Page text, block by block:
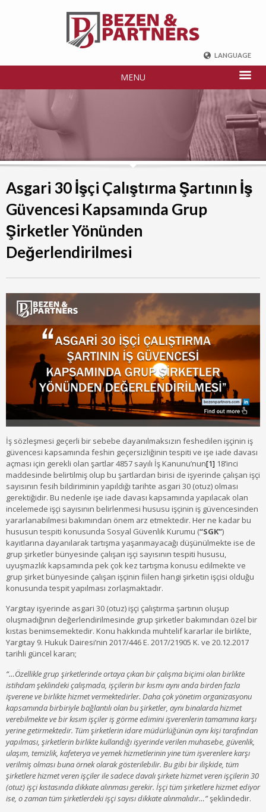
LANGUAGE
РУССКИЙ
中国
TÜRKÇE
MENU
Asgari 30 İşçi Çalıştırma Şartının İş
Güvencesi Kapsamında Grup
Şirketler Yönünden
Değerlendirilmesi
İş sözleşmesi geçerli bir sebebe dayanılmaksızın feshedilen işçinin iş
güvencesi kapsamında feshin geçersizliğinin tespiti ve işe iade davası
açması için gerekli olan şartlar 4857 sayılı İş Kanunu’nun[1] 18’inci
maddesinde belirtilmiş olup bu şartlardan birisi de işyerinde çalışan işçi
sayısının fesih bildiriminin yapıldığı tarihte asgari 30 (otuz) olması
gerektiğidir. Bu nedenle işe iade davası kapsamında yapılacak olan
incelemede işçi sayısının belirlenmesi hususu işçinin iş güvencesinden
yararlanabilmesi bakımından önem arz etmektedir. Her ne kadar bu
hususun tespiti konusunda Sosyal Güvenlik Kurumu (“SGK”)
kayıtlarına dayanılarak tartışma yaşanmayacağı düşünülmekte ise de
grup şirketler bünyesinde çalışan işçi sayısının tespiti hususu,
uyuşmazlık kapsamında pek çok kez tartışma konusu edilmekte ve
grup şirket bünyesinde çalışan işçinin fiilen hangi şirketin işçisi olduğu
konusunda tespit yapılması zorlaşmaktadır.
Yargıtay işyerinde asgari 30 (otuz) işçi çalıştırma şartının oluşup
oluşmadığının değerlendirilmesinde grup şirketler bakımından özel bir
kıstas benimsemektedir. Konu hakkında muhtelif kararlar ile birlikte,
Yargıtay 9. Hukuk Dairesi’nin 2017/446 E. 2017/21905 K. ve 20.12.2017
tarihli güncel kararı;
“…Özellikle grup şirketlerinde ortaya çıkan bir çalışma biçimi olan birlikte
istihdam şeklindeki çalışmada, işçilerin bir kısmı aynı anda birden fazla
işverene ve birlikte hizmet vermektedirler. Daha çok yönetim organizasyonu
kapsamında birbiriyle bağlantılı olan bu şirketler, aynı binalarda hizmet
verebilmekte ve bir kısım işçiler iş görme edimini işverenlerin tamamına karşı
yerine getirmektedir. Tüm şirketlerin idare müdürlüğünün aynı kişi tarafından
yapılması, şirketlerin birlikte kullandığı işyerinde verilen muhasebe, güvenlik,
ulaşım, temizlik, kafeterya ve yemek hizmetlerinin yine tüm işverenlere karşı
verilmiş olması buna örnek olarak gösterilebilir. Bu gibi bir ilişkide, tüm
şirketlere hizmet veren işçiler ile sadece davalı şirkete hizmet veren işçilerin 30
(otuz) işçi kıstasında dikkate alınması gerekir. İşçi tüm şirketlere hizmet ediyor
ise, o zaman tüm şirketlerdeki işçi sayısı dikkate alınmalıdır…”şeklindedir.